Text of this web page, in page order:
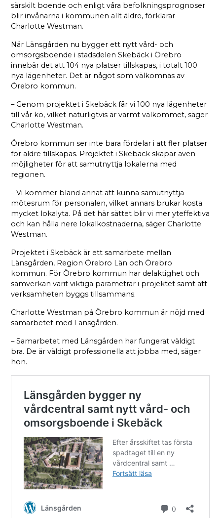
särskilt boende och enligt våra befolkningsprognoser
blir invånarna i kommunen allt äldre, förklarar
Charlotte Westman.
När Länsgården nu bygger ett nytt vård- och
omsorgsboende i stadsdelen Skebäck i Örebro
innebär det att 104 nya platser tillskapas, i totalt 100
nya lägenheter. Det är något som välkomnas av
Örebro kommun.
– Genom projektet i Skebäck får vi 100 nya lägenheter
till vår kö, vilket naturligtvis är varmt välkommet, säger
Charlotte Westman.
Örebro kommun ser inte bara fördelar i att fler platser
för äldre tillskapas. Projektet i Skebäck skapar även
möjligheter för att samutnyttja lokalerna med
regionen.
– Vi kommer bland annat att kunna samutnyttja
mötesrum för personalen, vilket annars brukar kosta
mycket lokalyta. På det här sättet blir vi mer yteffektiva
och kan hålla nere lokalkostnaderna, säger Charlotte
Westman.
Projektet i Skebäck är ett samarbete mellan
Länsgården, Region Örebro Län och Örebro
kommun. För Örebro kommun har delaktighet och
samverkan varit viktiga parametrar i projektet samt att
verksamheten byggs tillsammans.
Charlotte Westman på Örebro kommun är nöjd med
samarbetet med Länsgården.
– Samarbetet med Länsgården har fungerat väldigt
bra. De är väldigt professionella att jobba med, säger
hon.